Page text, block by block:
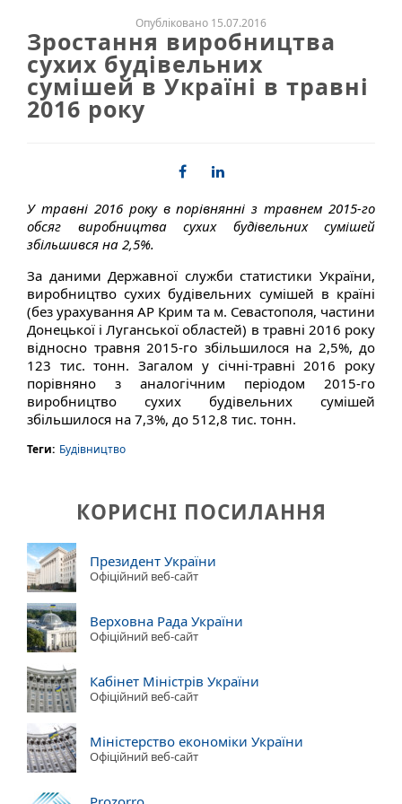
Опубліковано 15.07.2016
Зростання виробництва
сухих будівельних
сумішей в Україні в травні
2016 року
У травні 2016 року в порівнянні з травнем 2015-го
обсяг виробництва сухих будівельних сумішей
збільшився на 2,5%.
За даними Державної служби статистики України,
виробництво сухих будівельних сумішей в країні
(без урахування АР Крим та м. Севастополя, частини
Донецької і Луганської областей) в травні 2016 року
відносно травня 2015-го збільшилося на 2,5%, до
123 тис. тонн. Загалом у січні-травні 2016 року
порівняно з аналогічним періодом 2015-го
виробництво сухих будівельних сумішей
збільшилося на 7,3%, до 512,8 тис. тонн.
Теги: Будівництво
КОРИСНІ ПОСИЛАННЯ
Президент України
Офіційний веб-сайт
Верховна Рада України
Офіційний веб-сайт
Кабінет Міністрів України
Офіційний веб-сайт
Міністерство економіки України
Офіційний веб-сайт